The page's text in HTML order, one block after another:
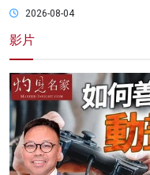
2026-08-04
影片